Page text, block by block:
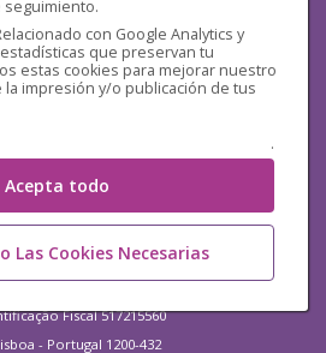
seguimiento.
con Google Analytics y
que preservan tu
estas cookies para mejorar nuestro
la impresión y/o publicación de tus
.
Acepta todo
Las Cookies Necesarias
sociales
Fiscal 517215560
- Portugal 1200-432